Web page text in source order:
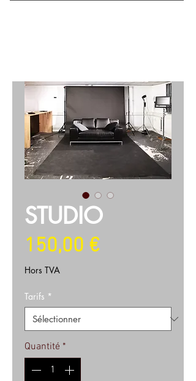
STUDIO
150,00 €Prix
Hors TVA
Tarifs *
Quantité *